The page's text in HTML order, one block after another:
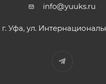
info@yuuks.ru
г. Уфа, ул.